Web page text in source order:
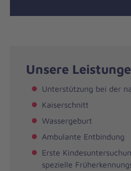
Unsere
Unterstützung bei der
Kaiserschnitt
Wassergeburt
Ambulante Entbindung
Erste
spezielle